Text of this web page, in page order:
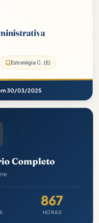
Estratégia C. (E)
30/03/2025
Completo
867
HORAS